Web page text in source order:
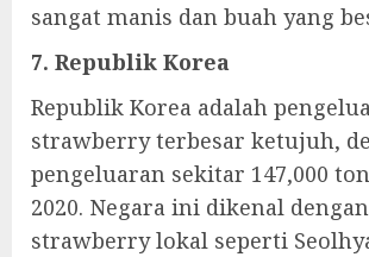
sangat manis dan buah yang
7. Republik Korea
Republik Korea adalah
strawberry terbesar ketujuh,
pengeluaran sekitar 147,000
2020. Negara ini dikenal
strawberry lokal seperti